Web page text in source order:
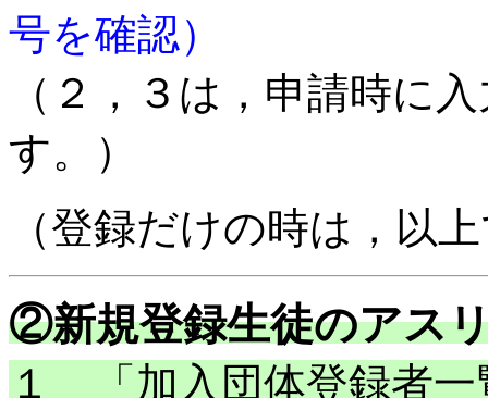
号を確認）
（２，３は，申請時に
す。）
（登録だけの時は，以
②新規登録生徒のアス
１ 「加入団体登録者一